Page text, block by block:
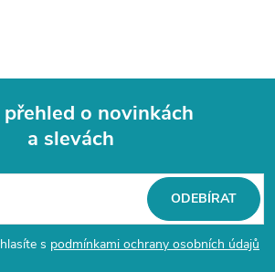
o novinkách
a slevách
s podmínkami ochrany osobních údajů
ODEBÍRAT